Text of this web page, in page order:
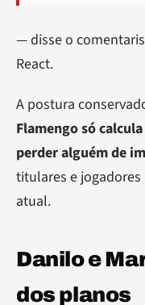
— disse o
React.
A postura
Flamengo só
perder alguém de
titulares e
atual.
Danilo e
dos planos